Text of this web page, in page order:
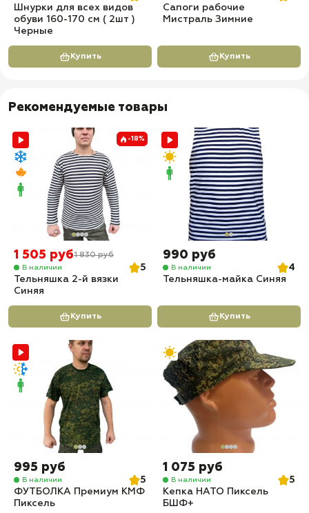
Шнурки для всех видов
обуви 160-170 см ( 2шт )
Черные
Купить
Сапоги рабочие
Мистраль Зимние
Купить
Рекомендуемые товары
-18%
1 505 руб1 830 руб
В наличии
5
Тельняшка 2-й вязки
Синяя
Купить
990 руб
В наличии
4
Тельняшка-майка Синяя
Купить
995 руб
В наличии
5
ФУТБОЛКА Премиум КМФ
Пиксель
1 075 руб
В наличии
5
Кепка НАТО Пиксель
БШФ+